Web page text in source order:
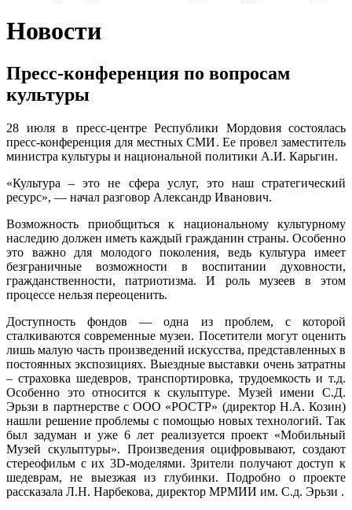
Новости
Пресс-конференция по вопросам
культуры
28 июля в пресс-центре Республики Мордовия состоялась
пресс-конференция для местных СМИ. Ее провел заместитель
министра культуры и национальной политики А.И. Карьгин.
«Культура – это не сфера услуг, это наш стратегический
ресурс», — начал разговор Александр Иванович.
Возможность приобщиться к национальному культурному
наследию должен иметь каждый гражданин страны. Особенно
это важно для молодого поколения, ведь культура имеет
безграничные возможности в воспитании духовности,
гражданственности, патриотизма. И роль музеев в этом
процессе нельзя переоценить.
Доступность фондов — одна из проблем, с которой
сталкиваются современные музеи. Посетители могут оценить
лишь малую часть произведений искусства, представленных в
постоянных экспозициях. Выездные выставки очень затратны
– страховка шедевров, транспортировка, трудоемкость и т.д.
Особенно это относится к скульптуре. Музей имени С.Д.
Эрьзи в партнерстве с ООО «РОСТР» (директор Н.А. Козин)
нашли решение проблемы с помощью новых технологий. Так
был задуман и уже 6 лет реализуется проект «Мобильный
Музей скульптуры». Произведения оцифровывают, создают
стереофильм с их 3D-моделями. Зрители получают доступ к
шедеврам, не выезжая из глубинки. Подробно о проекте
рассказала Л.Н. Нарбекова, директор МРМИИ им. С.д. Эрьзи .